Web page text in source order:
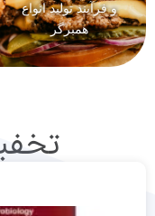
و فرآیند تولید انواع
همبرگر